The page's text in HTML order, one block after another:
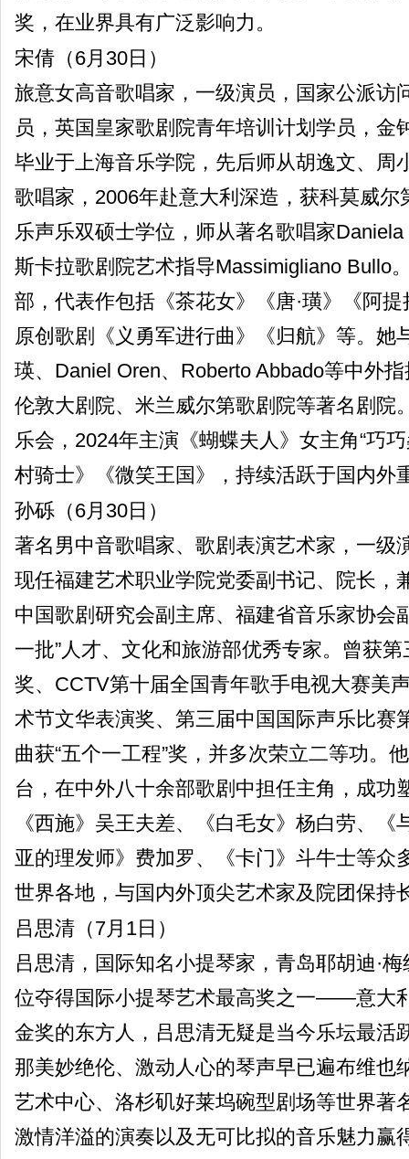
奖，在业界具有广泛影响力。
宋倩（6月30日）
旅意女高音歌唱家，一级演员，国家公派访
员，英国皇家歌剧院青年培训计划学员，金
毕业于上海音乐学院，先后师从胡逸文、周
歌唱家，2006年赴意大利深造，获科莫威
乐声乐双硕士学位，师从著名歌唱家
斯卡拉歌剧院艺术指导Massimigliano Bullo
部，代表作包括《茶花女》《唐·璜》《阿
原创歌剧《义勇军进行曲》《归航》等。她
瑛、Daniel Oren、Roberto Abbado等中外
伦敦大剧院、米兰威尔第歌剧院等著名剧院
乐会，2024年主演《蝴蝶夫人》女主角“巧
村骑士》《微笑王国》，持续活跃于国内外
孙砾（6月30日）
著名男中音歌唱家、歌剧表演艺术家，一级
现任福建艺术职业学院党委副书记、院长，
中国歌剧研究会副主席、福建省音乐家协会
一批”人才、文化和旅游部优秀专家。曾获
奖、CCTV第十届全国青年歌手电视大赛美
术节文华表演奖、第三届中国国际声乐比赛
曲获“五个一工程”奖，并多次荣立二等功。
台，在中外八十余部歌剧中担任主角，成功
《西施》吴王夫差、《白毛女》杨白劳、
亚的理发师》费加罗、《卡门》斗牛士等众
世界各地，与国内外顶尖艺术家及院团保持
吕思清（7月1日）
吕思清，国际知名小提琴家，青岛耶胡迪·
位夺得国际小提琴艺术最高奖之一——意大
金奖的东方人，吕思清无疑是当今乐坛最活
那美妙绝伦、激动人心的琴声早已遍布维也
艺术中心、洛杉矶好莱坞碗型剧场等世界著
激情洋溢的演奏以及无可比拟的音乐魅力赢